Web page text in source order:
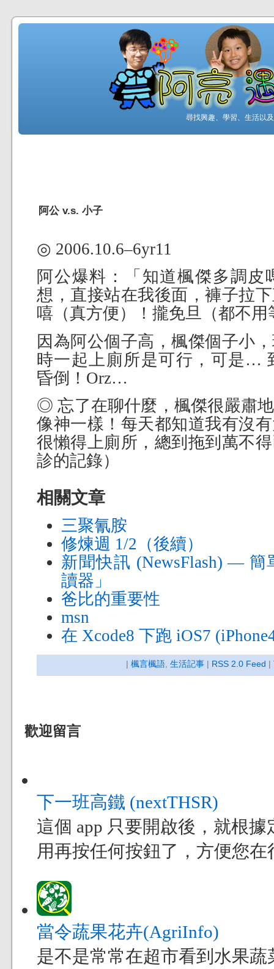
尋找興趣、學習、生活以
阿公 v.s. 小子
◎ 2006.10.6–6yr11
阿公爆料：「知道楓傑多調皮
想，直接站在我後面，褲子拉
嘻（真方便）！攏免旦（都不用
因為阿公個子高，楓傑個子小
時一起上廁所是可行，可是…
昏倒！Orz…
◎ 忘了在聊什麼，楓傑很嚴肅
像神一樣！每天都知道我有沒
很懶得上廁所，總到拖到萬不
診的記錄）
相關文章
三聚氰胺
修煉週 1/2（後續）
新聞快訊 (NewsFlash) —
讀器」
爸比的重要性
msn
在 Xcode8 下跑 iOS7
| 楓言楓語 生活記事 | RSS 2.0 Feed |
歡迎留言
下一班高鐵 (nextTHSR)
這個 app 只要開啟後，就根
用再按任何按鈕了，方便您
當令蔬果花卉(AgriInfo)
是不是常常在超市看到水果